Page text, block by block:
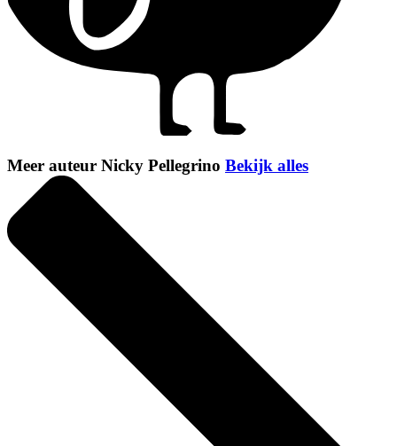
Meer auteur Nicky Pellegrino Bekijk alles